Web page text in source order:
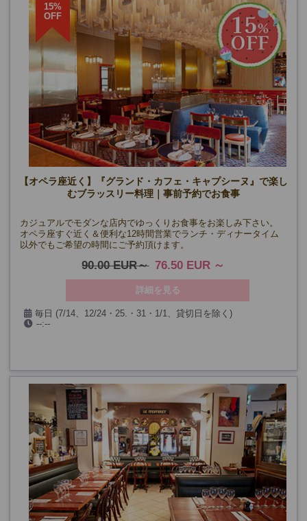
15%
OFF
【オペラ座近く】『グランド・カフェ・キャプシーヌ』で楽し
むブラッスリー料理｜事前予約でお食事
カジュアルでモダンな店内でゆっくりお食事をお楽しみ下さい。
オペラ座すぐ近く＆便利な12時間営業でランチ・ディナータイム
以外でもご希望の時間にご予約頂けます。
90.00 EUR 76.50 EUR
詳細を見る
毎日 (7/14、12/24・25.・31・1/1、貸切日を除く)
--:--